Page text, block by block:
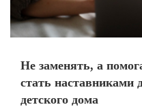
Не заменять, а
стать наставниками
детского дома